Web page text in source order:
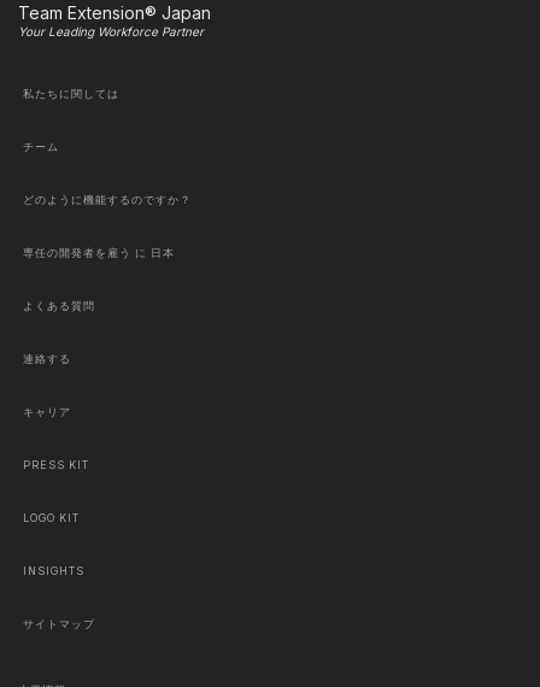
Team Extension® Japan
Your Leading Workforce Partner
私たちに関しては
チーム
どのように機能するのですか？
専任の開発者を雇う に 日本
よくある質問
連絡する
キャリア
PRESS KIT
LOGO KIT
INSIGHTS
サイトマップ